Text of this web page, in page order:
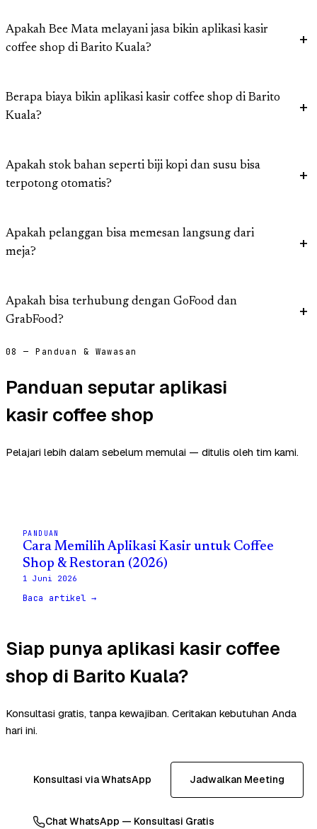
Apakah Bee Mata melayani jasa bikin aplikasi kasir
coffee shop di Barito Kuala?
Berapa biaya bikin aplikasi kasir coffee shop di Barito
Kuala?
Apakah stok bahan seperti biji kopi dan susu bisa
terpotong otomatis?
Apakah pelanggan bisa memesan langsung dari
meja?
Apakah bisa terhubung dengan GoFood dan
GrabFood?
08 — Panduan & Wawasan
Panduan seputar aplikasi
kasir coffee shop
Pelajari lebih dalam sebelum memulai — ditulis oleh tim kami.
PANDUAN
Cara Memilih Aplikasi Kasir untuk Coffee
Shop & Restoran (2026)
1 Juni 2026
Baca artikel →
Siap punya aplikasi kasir coffee
shop di Barito Kuala?
Konsultasi gratis, tanpa kewajiban. Ceritakan kebutuhan Anda
hari ini.
Konsultasi via WhatsApp Jadwalkan Meeting
Chat WhatsApp — Konsultasi Gratis